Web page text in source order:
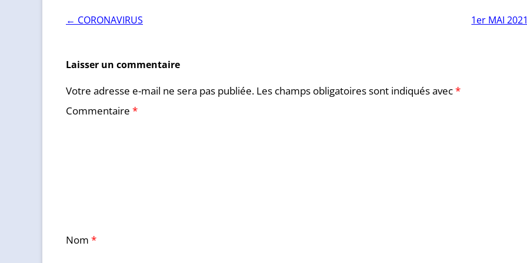
Navigation
← CORONAVIRUS 1er MAI
Laisser un commentaire
Votre adresse e-mail ne sera pas publiée. Les champs obligatoires sont indiqués avec*
Commentaire *
Nom *